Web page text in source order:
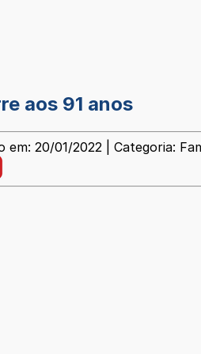
aos 91 anos
em: 20/01/2022 | Categoria: